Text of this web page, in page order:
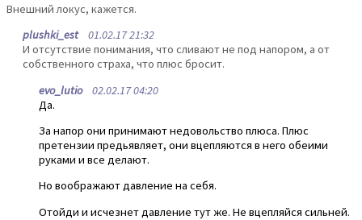
Внешний локус, кажется.
plushki_est01.02.17 21:32
И отсутствие понимания, что сливают не под напором, а от
собственного страха, что плюс бросит.
evo_lutio02.02.17 04:20
Да.
За напор они принимают недовольство плюса. Плюс
претензии предьявляет, они вцепляются в него обеими
руками и все делают.
Но воображают давление на себя.
Отойди и исчезнет давление тут же. Не вцепляйся сильней.